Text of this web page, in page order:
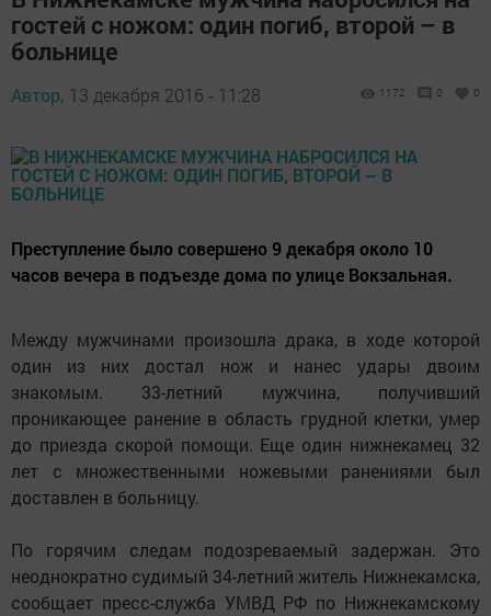
гостей с ножом: один погиб, второй – в
больнице
Автор, 13 декабря 2016 - 11:28 1172 0 0
Преступление было совершено 9 декабря около 10
часов вечера в подъезде дома по улице Вокзальная.
Между мужчинами произошла драка, в ходе которой
один из них достал нож и нанес удары двоим
знакомым. 33-летний мужчина, получивший
проникающее ранение в область грудной клетки, умер
до приезда скорой помощи. Еще один нижнекамец 32
лет с множественными ножевыми ранениями был
доставлен в больницу.
По горячим следам подозреваемый задержан. Это
неоднократно судимый 34-летний житель Нижнекамска,
сообщает пресс-служба УМВД РФ по Нижнекамскому